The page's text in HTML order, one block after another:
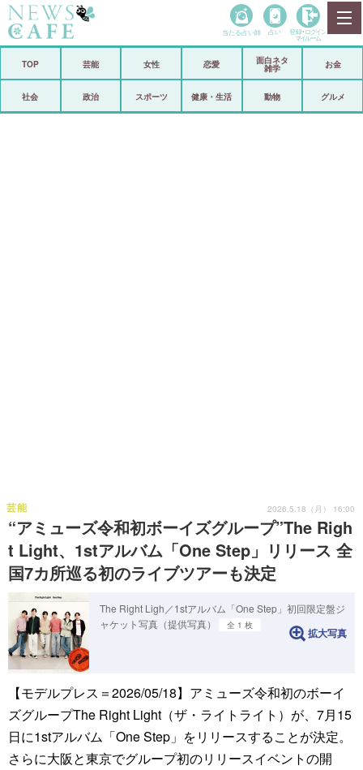
政治
当たる占い師 占い 登録• ログイン
マイルーム
TOP 芸能 女性 恋愛
面白ネタ
雑学
お金
社会 政治 スポーツ 健康・生活 動物 グルメ
“アミューズ令和初ボーイズグループ”The Righ
t Light、1stアルバム「One Step」リリース 全
国7カ所巡る初のライブツアーも決定
芸能 2026.5.18（月） 16:00
The Right Ligh／1stアルバム「One Step」初回限定盤ジ
ャケット写真（提供写真）
全 1 枚
拡大写真
【モデルプレス＝2026/05/18】アミューズ令和初のボーイ
ズグループThe Right Light（ザ・ライトライト）が、7月15
日に1stアルバム「One Step」をリリースすることが決定。
さらに大阪と東京でグループ初のリリースイベントの開